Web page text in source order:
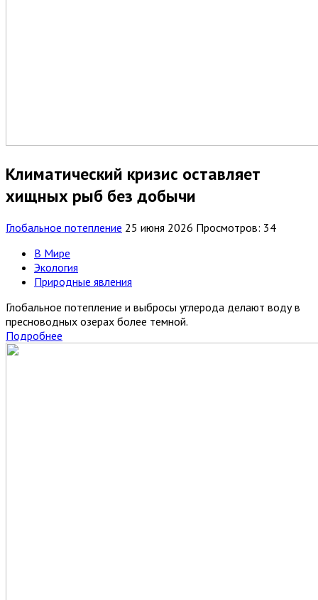
Климатический кризис оставляет
хищных рыб без добычи
Глобальное потепление 25 июня 2026 Просмотров: 34
В Мире
Экология
Природные явления
Глобальное потепление и выбросы углерода делают воду в
пресноводных озерах более темной.
Подробнее